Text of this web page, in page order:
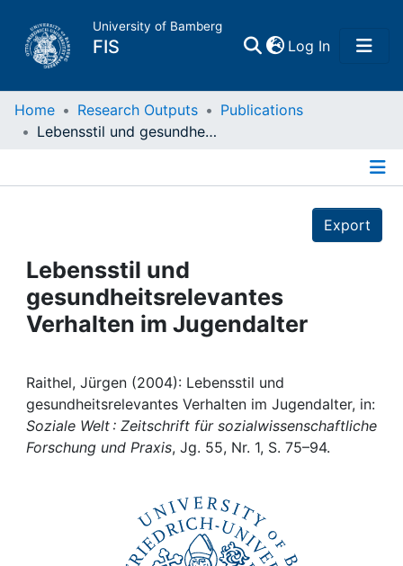
University of Bamberg
FIS Log In(current)
Home
Projects
People
Awards
My FIS
Home Research Outputs
Publications
Lebensstil und gesundheitsrelevantes Verhalten im Jugendalter
Export
Lebensstil und
gesundheitsrelevantes
Verhalten im Jugendalter
Raithel, Jürgen (2004): Lebensstil und
gesundheitsrelevantes Verhalten im Jugendalter, in:
Soziale Welt : Zeitschrift für sozialwissenschaftliche
Forschung und Praxis, Jg. 55, Nr. 1, S. 75–94.